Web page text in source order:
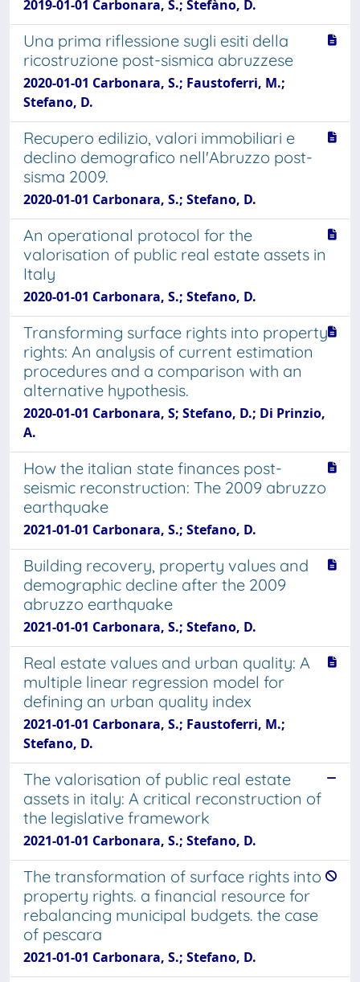
2019-01-01 Carbonara, S.; Stefàno, D.
Una prima riflessione sugli esiti della
ricostruzione post-sismica abruzzese
2020-01-01 Carbonara, S.; Faustoferri, M.;
Stefano, D.
Recupero edilizio, valori immobiliari e
declino demografico nell'Abruzzo post-
sisma 2009.
2020-01-01 Carbonara, S.; Stefano, D.
An operational protocol for the
valorisation of public real estate assets in
Italy
2020-01-01 Carbonara, S.; Stefano, D.
Transforming surface rights into property
rights: An analysis of current estimation
procedures and a comparison with an
alternative hypothesis.
2020-01-01 Carbonara, S; Stefano, D.; Di Prinzio,
A.
How the italian state finances post-
seismic reconstruction: The 2009 abruzzo
earthquake
2021-01-01 Carbonara, S.; Stefano, D.
Building recovery, property values and
demographic decline after the 2009
abruzzo earthquake
2021-01-01 Carbonara, S.; Stefano, D.
Real estate values and urban quality: A
multiple linear regression model for
defining an urban quality index
2021-01-01 Carbonara, S.; Faustoferri, M.;
Stefano, D.
The valorisation of public real estate
assets in italy: A critical reconstruction of
the legislative framework
2021-01-01 Carbonara, S.; Stefano, D.
The transformation of surface rights into
property rights. a financial resource for
rebalancing municipal budgets. the case
of pescara
2021-01-01 Carbonara, S.; Stefano, D.